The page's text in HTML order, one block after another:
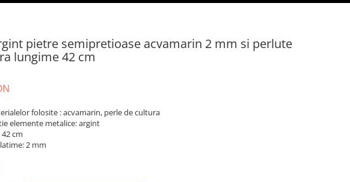
pietre semipretioase acvamarin 2 mm si perlute
lungime 42 cm
folosite : acvamarin, perle de cultura
elemente metalice: argint
cm
2 mm